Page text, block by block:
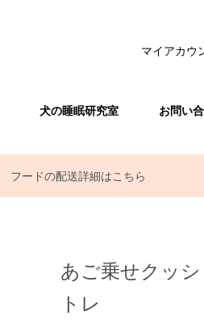
犬の睡眠研究室 お問い
マイアカウ
フードの配送詳細はこちら
あご乗せクッ
トレ